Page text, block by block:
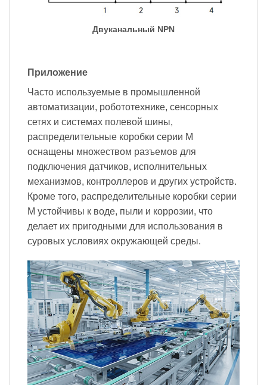
Двуканальный NPN
Приложение
Часто используемые в промышленной
автоматизации, робототехнике, сенсорных
сетях и системах полевой шины,
распределительные коробки серии M
оснащены множеством разъемов для
подключения датчиков, исполнительных
механизмов, контроллеров и других устройств.
Кроме того, распределительные коробки серии
M устойчивы к воде, пыли и коррозии, что
делает их пригодными для использования в
суровых условиях окружающей среды.